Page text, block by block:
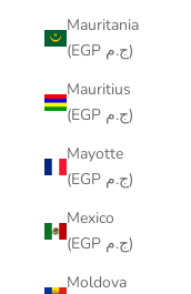
Mauritania
(EGP ج.م)
Mauritius
(EGP ج.م)
Mayotte
(EGP ج.م)
Mexico
(EGP ج.م)
Moldova